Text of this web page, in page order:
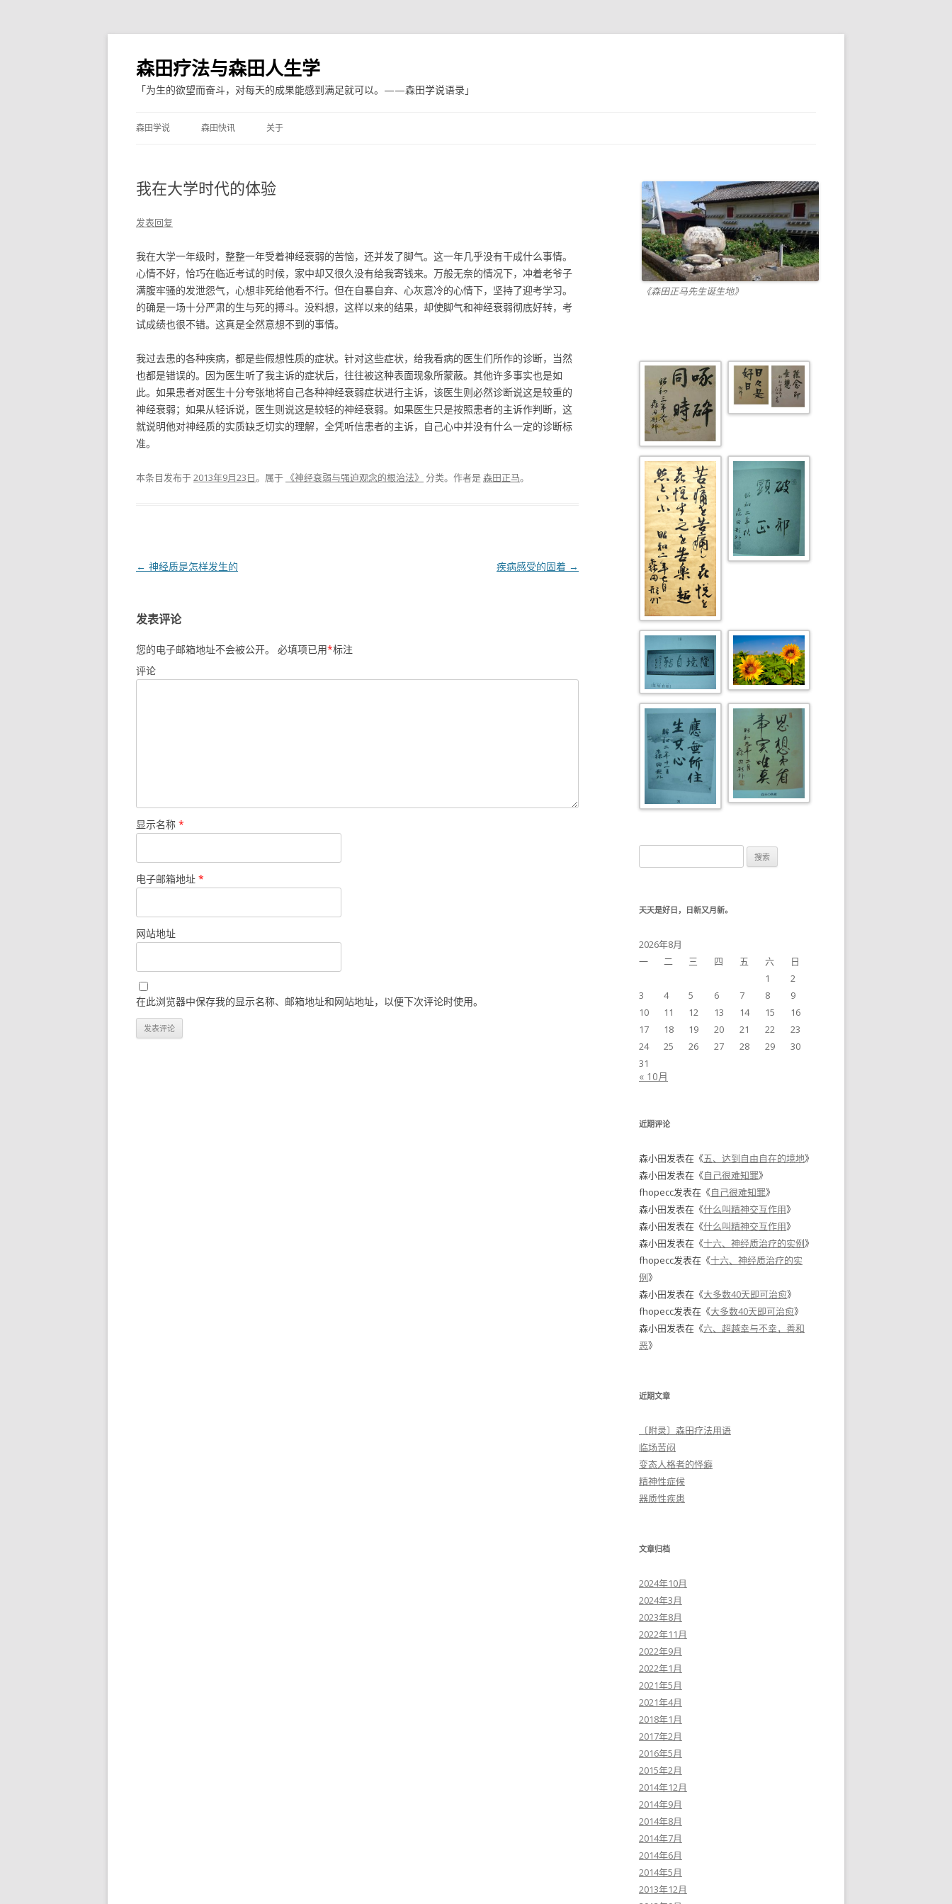
森田疗法与森田人生学
「为生的欲望而奋斗，对每天的成果能感到满足就可以。——森田学说语录」
森田学说 森田快讯 关于
我在大学时代的体验
发表回复
我在大学一年级时，整整一年受着神经衰弱的苦恼，还并发了脚气。这一年几乎没有干成什么事情。
心情不好，恰巧在临近考试的时候，家中却又很久没有给我寄钱来。万般无奈的情况下，冲着老爷子
满腹牢骚的发泄怨气，心想非死给他看不行。但在自暴自弃、心灰意冷的心情下，坚持了迎考学习。
的确是一场十分严肃的生与死的搏斗。没料想，这样以来的结果，却使脚气和神经衰弱彻底好转，考
试成绩也很不错。这真是全然意想不到的事情。
我过去患的各种疾病，都是些假想性质的症状。针对这些症状，给我看病的医生们所作的诊断，当然
也都是错误的。因为医生听了我主诉的症状后，往往被这种表面现象所蒙蔽。其他许多事实也是如
此。如果患者对医生十分夸张地将自己各种神经衰弱症状进行主诉，该医生则必然诊断说这是较重的
神经衰弱；如果从轻诉说，医生则说这是较轻的神经衰弱。如果医生只是按照患者的主诉作判断，这
就说明他对神经质的实质缺乏切实的理解，全凭听信患者的主诉，自己心中并没有什么一定的诊断标
准。
本条目发布于2013年9月23日。属于 《神经衰弱与强迫观念的根治法》 分类。 作者是森田正马。
文章导航
← 神经质是怎样发生的 疾病感受的固着 →
发表评论
您的电子邮箱地址不会被公开。 必填项已用*标注
评论
显示名称 *
电子邮箱地址 *
网站地址
在此浏览器中保存我的显示名称、邮箱地址和网站地址，以便下次评论时使用。
《森田正马先生诞生地》
天天是好日，日新又月新。
2026年8月
一
二 三 四 五 六
日
1
2
3
4 5 6 7 8
9
10
11 12 13 14 15
16
17
18 19 20 21 22
23
24
25 26 27 28 29
30
31
« 10月
近期评论
森小田发表在《五、达到自由自在的境地》
森小田发表在《自己很难知罪》
fhopecc发表在《自己很难知罪》
森小田发表在《什么叫精神交互作用》
森小田发表在《什么叫精神交互作用》
森小田发表在《十六、神经质治疗的实例》
fhopecc发表在《十六、神经质治疗的实
例》
森小田发表在《大多数40天即可治愈》
fhopecc发表在《大多数40天即可治愈》
森小田发表在《六、超越幸与不幸，善和
恶》
近期文章
〔附录〕森田疗法用语
临场苦闷
变态人格者的怪癖
精神性症候
器质性疾患
文章归档
2024年10月
2024年3月
2023年8月
2022年11月
2022年9月
2022年1月
2021年5月
2021年4月
2018年1月
2017年2月
2016年5月
2015年2月
2014年12月
2014年9月
2014年8月
2014年7月
2014年6月
2014年5月
2013年12月